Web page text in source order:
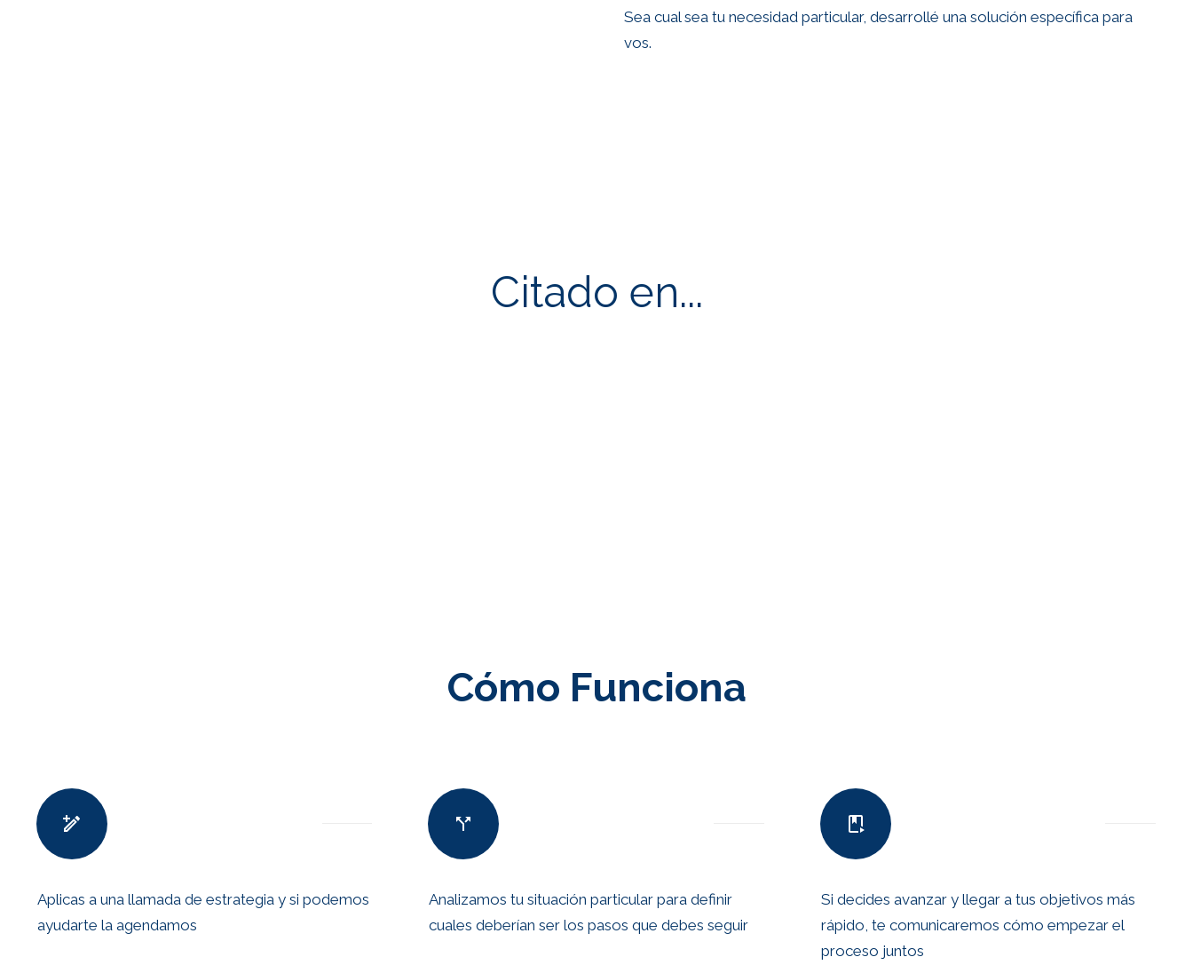
Sea cual sea tu necesidad particular, desarrollé una solución específica para
vos.
Citado en...
Cómo Funciona
Aplicas a una llamada de estrategia y si podemos
ayudarte la agendamos
Analizamos tu situación particular para definir
cuales deberían ser los pasos que debes seguir
Si decides avanzar y llegar a tus objetivos más
rápido, te comunicaremos cómo empezar el
proceso juntos